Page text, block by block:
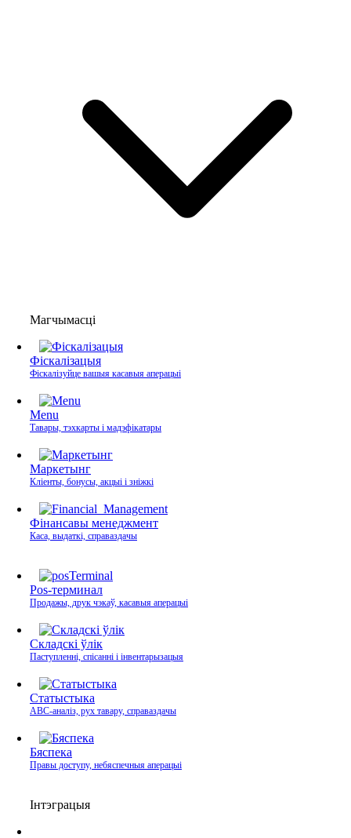
Магчымасці
Фіскалізацыя
Фіскалізуйце вашыя касавыя аперацыі
Menu
Тавары, тэхкарты і мадэфікатары
Маркетынг
Кліенты, бонусы, акцыі і зніжкі
Фінансавы менеджмент
Каса, выдаткі, справаздачы
Pos-терминал
Продажы, друк чэкаў, касавыя аперацыі
Складскі ўлік
Паступленні, спісанні і інвентарызацыя
Статыстыка
ABC-аналіз, рух тавару, справаздачы
Бяспека
Правы доступу, небяспечныя аперацыі
Інтэграцыя